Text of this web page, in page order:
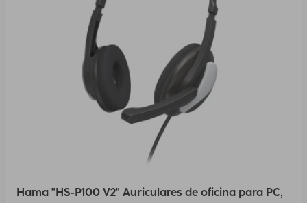
Hama "HS-P100 V2" Auriculares de oficina para PC,